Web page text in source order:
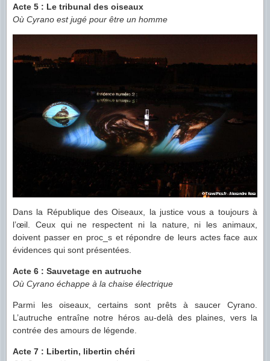
Acte 5 : Le tribunal des oiseaux
Où Cyrano est jugé pour être un homme
Dans la République des Oiseaux, la justice vous a toujours à
l’œil. Ceux qui ne respectent ni la nature, ni les animaux,
doivent passer en proc_s et répondre de leurs actes face aux
évidences qui sont présentées.
Acte 6 : Sauvetage en autruche
Où Cyrano échappe à la chaise électrique
Parmi les oiseaux, certains sont prêts à saucer Cyrano.
L’autruche entraîne notre héros au-delà des plaines, vers la
contrée des amours de légende.
Acte 7 : Libertin, libertin chéri